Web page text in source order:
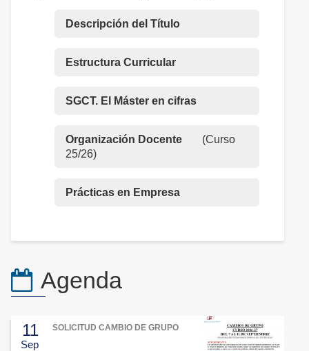
Descripción del Título
Estructura Curricular
SGCT. El Máster en cifras
Organización Docente
(Curso
25/26)
Prácticas en Empresa
Agenda
11
Sep
SOLICITUD CAMBIO DE GRUPO